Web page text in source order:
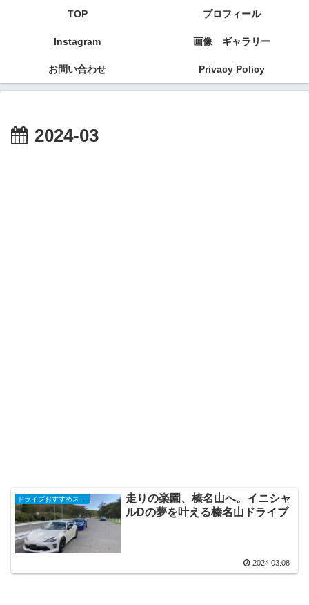
TOP プロフィール
Instagram 画像 ギャラリー
お問い合わせ Privacy Policy
2024-03
走りの楽園、榛名山へ。イニシャ
ルDの夢を叶える榛名山ドライブ
2024.03.08